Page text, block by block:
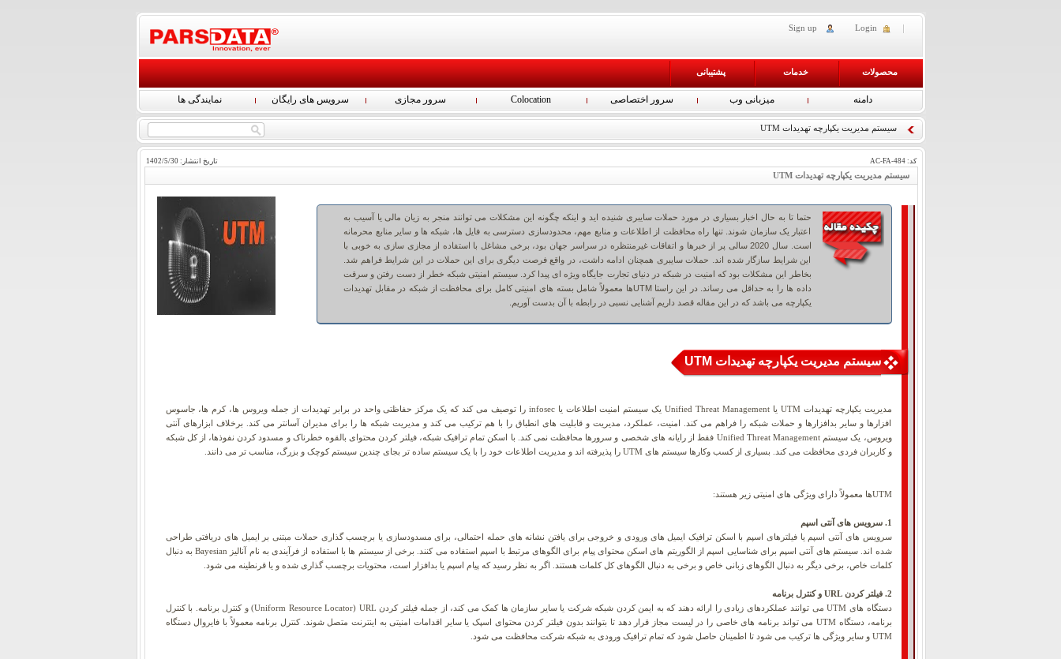
Login
Sign up
محصولات خدمات پشتیبانی
دامنه میزبانی وب سرور اختصاصی Colocation سرور مجازی سرویس های رایگان نمایندگی ها
سیستم مدیریت یکپارچه تهدیدات UTM
کد:AC-FA-484 تاریخ انتشار: 1402/5/30
سیستم مدیریت یکپارچه تهدیدات UTM
حتما تا به حال اخبار بسیاری در مورد حملات سایبری شنیده اید و اینکه چگونه این مشکلات می توانند منجر به زیان مالی یا آسیب به
اعتبار یک سازمان شوند. تنها راه محافظت از اطلاعات و منابع مهم، محدودسازی دسترسی به فایل ها، شبکه ها و سایر منابع محرمانه
است. سال 2020 سالی پر از خبرها و اتفاقات غیرمنتظره در سراسر جهان بود، برخی مشاغل با استفاده از مجازی سازی به خوبی با
این شرایط سازگار شده اند. حملات سایبری همچنان ادامه داشت، در واقع فرصت دیگری برای این حملات در این شرایط فراهم شد.
بخاطر این مشکلات بود که امنیت در شبکه در دنیای تجارت جایگاه ویژه ای پیدا کرد. سیستم امنیتی شبکه خطر از دست رفتن و سرقت
داده ها را به حداقل می رساند. در این راستا UTMها معمولاً شامل بسته های امنیتی کامل برای محافظت از شبکه در مقابل تهدیدات
یکپارچه می باشد که در این مقاله قصد داریم آشنایی نسبی در رابطه با آن بدست آوریم.
سیستم مدیریت یکپارچه تهدیدات UTM
مدیریت یکپارچه تهدیدات UTM یا Unified Threat Management یک سیستم امنیت اطلاعات یا infosec را توصیف می کند که یک مرکز حفاظتی واحد در برابر تهدیدات از جمله ویروس ها، کرم ها، جاسوس
افزارها و سایر بدافزارها و حملات شبکه را فراهم می کند. امنیت، عملکرد، مدیریت و قابلیت های انطباق را با هم ترکیب می کند و مدیریت شبکه ها را برای مدیران آسانتر می کند. برخلاف ابزارهای آنتی
ویروس، یک سیستم Unified Threat Management فقط از رایانه های شخصی و سرورها محافظت نمی کند. با اسکن تمام ترافیک شبکه، فیلتر کردن محتوای بالقوه خطرناک و مسدود کردن نفوذها، از کل شبکه
و کاربران فردی محافظت می کند. بسیاری از کسب وکارها سیستم های UTM را پذیرفته اند و مدیریت اطلاعات خود را با یک سیستم ساده تر بجای چندین سیستم کوچک و بزرگ، مناسب تر می دانند.
UTMها معمولاً دارای ویژگی های امنیتی زیر هستند:
1. سرویس های آنتی اسپم
سرویس های آنتی اسپم یا فیلترهای اسپم با اسکن ترافیک ایمیل های ورودی و خروجی برای یافتن نشانه های حمله احتمالی، برای مسدودسازی یا برچسب گذاری حملات مبتنی بر ایمیل های دریافتی طراحی
شده اند. سیستم های آنتی اسپم برای شناسایی اسپم از الگوریتم های اسکن محتوای پیام برای الگوهای مرتبط با اسپم استفاده می کنند. برخی از سیستم ها با استفاده از فرآیندی به نام آنالیز Bayesian به دنبال
کلمات خاص، برخی دیگر به دنبال الگوهای زبانی خاص و برخی به دنبال الگوهای کل کلمات هستند. اگر به نظر رسید که پیام اسپم یا بدافزار است، محتویات برچسب گذاری شده و یا قرنطینه می شود.
2. فیلتر کردن URL و کنترل برنامه
دستگاه های UTM می توانند عملکردهای زیادی را ارائه دهند که به ایمن کردن شبکه شرکت یا سایر سازمان ها کمک می کند، از جمله فیلتر کردن Uniform Resource Locator) URL) و کنترل برنامه. با کنترل
برنامه، دستگاه UTM می تواند برنامه های خاصی را در لیست مجاز قرار دهد تا بتوانند بدون فیلتر کردن محتوای اسپک یا سایر اقدامات امنیتی به اینترنت متصل شوند. کنترل برنامه معمولاً با فایروال دستگاه
UTM و سایر ویژگی ها ترکیب می شود تا اطمینان حاصل شود که تمام ترافیک ورودی به شبکه شرکت محافظت می شود.